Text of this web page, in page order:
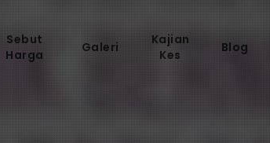
Sebut
Harga
Galeri
Kajian
Kes
Blog